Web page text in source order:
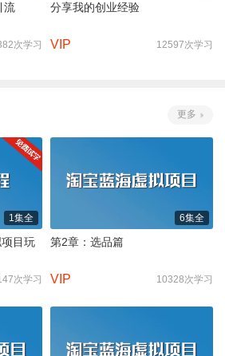
流
次学习
分享我的创业经验
VIP 12597次学习
更多
1集全
目玩
次学习
6集全
第2章：选品篇
VIP 10328次学习